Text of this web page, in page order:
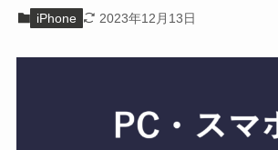
iPhone 2023年12月13日